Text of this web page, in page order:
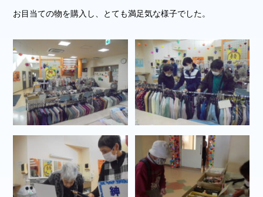
お目当ての物を購入し、とても満足気な様子でした。